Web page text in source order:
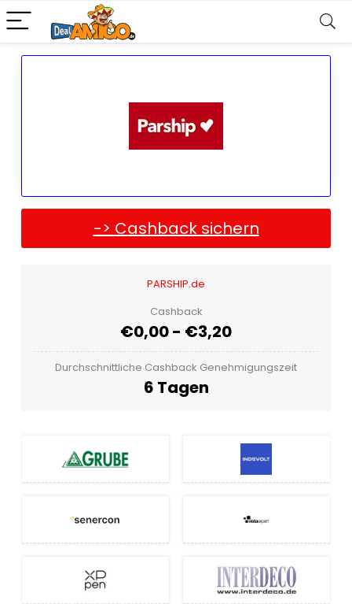
-> Cashback sichern
PARSHIP.de
Cashback
€0,00 - €3,20
Durchschnittliche Cashback Genehmigungszeit
6 Tagen